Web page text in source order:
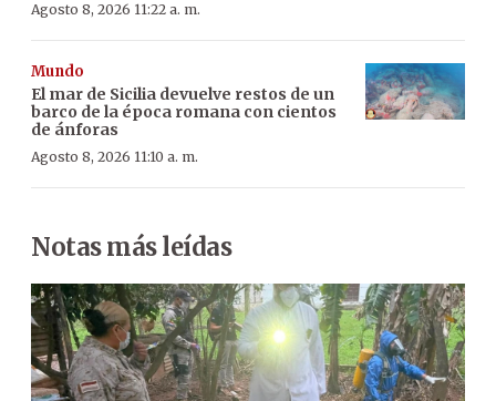
Agosto 8, 2026 11:22 a. m.
Mundo
El mar de Sicilia devuelve restos de un
barco de la época romana con cientos
de ánforas
Agosto 8, 2026 11:10 a. m.
Notas más leídas